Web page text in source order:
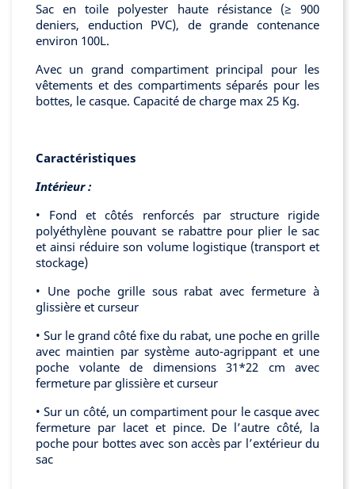
Sac en toile polyester haute résistance (≥ 900
deniers, enduction PVC), de grande contenance
environ 100L.
Avec un grand compartiment principal pour les
vêtements et des compartiments séparés pour les
bottes, le casque. Capacité de charge max 25 Kg.
Caractéristiques
Intérieur :
• Fond et côtés renforcés par structure rigide
polyéthylène pouvant se rabattre pour plier le sac
et ainsi réduire son volume logistique (transport et
stockage)
• Une poche grille sous rabat avec fermeture à
glissière et curseur
• Sur le grand côté fixe du rabat, une poche en grille
avec maintien par système auto-agrippant et une
poche volante de dimensions 31*22 cm avec
fermeture par glissière et curseur
• Sur un côté, un compartiment pour le casque avec
fermeture par lacet et pince. De l’autre côté, la
poche pour bottes avec son accès par l’extérieur du
sac